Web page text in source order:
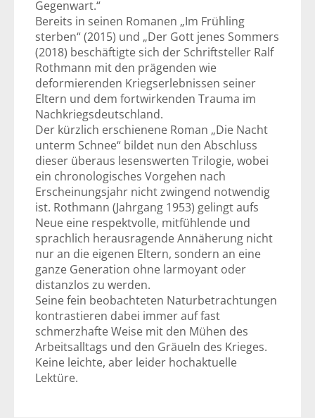
Gegenwart.“
Bereits in seinen Romanen „Im Frühling
sterben“ (2015) und „Der Gott jenes Sommers
(2018) beschäftigte sich der Schriftsteller Ralf
Rothmann mit den prägenden wie
deformierenden Kriegserlebnissen seiner
Eltern und dem fortwirkenden Trauma im
Nachkriegsdeutschland.
Der kürzlich erschienene Roman „Die Nacht
unterm Schnee“ bildet nun den Abschluss
dieser überaus lesenswerten Trilogie, wobei
ein chronologisches Vorgehen nach
Erscheinungsjahr nicht zwingend notwendig
ist. Rothmann (Jahrgang 1953) gelingt aufs
Neue eine respektvolle, mitfühlende und
sprachlich herausragende Annäherung nicht
nur an die eigenen Eltern, sondern an eine
ganze Generation ohne larmoyant oder
distanzlos zu werden.
Seine fein beobachteten Naturbetrachtungen
kontrastieren dabei immer auf fast
schmerzhafte Weise mit den Mühen des
Arbeitsalltags und den Gräueln des Krieges.
Keine leichte, aber leider hochaktuelle
Lektüre.